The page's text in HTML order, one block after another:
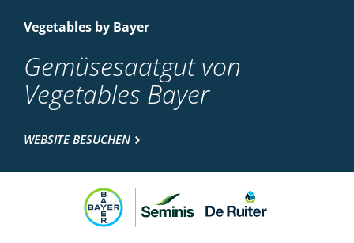
Vegetables by Bayer
Gemüsesaatgut von
Vegetables Bayer
WEBSITE BESUCHEN